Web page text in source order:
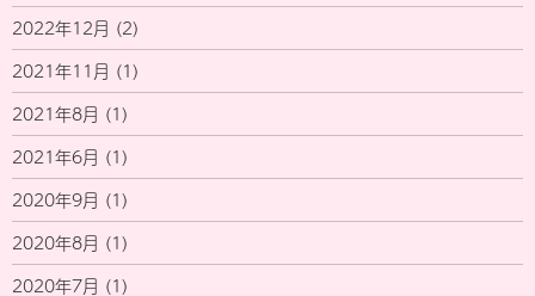
2022年12月 (2)
2021年11月 (1)
2021年8月 (1)
2021年6月 (1)
2020年9月 (1)
2020年8月 (1)
2020年7月 (1)